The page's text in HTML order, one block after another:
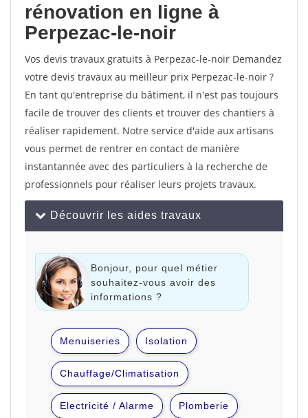
rénovation en ligne à
Perpezac-le-noir
Vos devis travaux gratuits à Perpezac-le-noir Demandez
votre devis travaux au meilleur prix Perpezac-le-noir ?
En tant qu'entreprise du bâtiment, il n'est pas toujours
facile de trouver des clients et trouver des chantiers à
réaliser rapidement. Notre service d'aide aux artisans
vous permet de rentrer en contact de manière
instantannée avec des particuliers à la recherche de
professionnels pour réaliser leurs projets travaux.